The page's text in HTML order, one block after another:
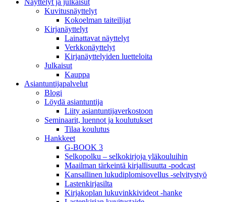
Näyttelyt ja julkaisut
Kuvitusnäyttelyt
Kokoelman taiteilijat
Kirjanäyttelyt
Lainattavat näyttelyt
Verkkonäyttelyt
Kirjanäyttelyiden luetteloita
Julkaisut
Kauppa
Asiantuntija­palvelut
Blogi
Löydä asiantuntija
Liity asiantuntijaverkostoon
Seminaarit, luennot ja koulutukset
Tilaa koulutus
Hankkeet
G-BOOK 3
Selkopolku – selkokirjoja yläkouluihin
Maailman tärkeintä kirjallisuutta -podcast
Kansallinen lukudiplomisovellus -selvitystyö
Lastenkirjasilta
Kirjakoplan lukuvinkkivideot -hanke